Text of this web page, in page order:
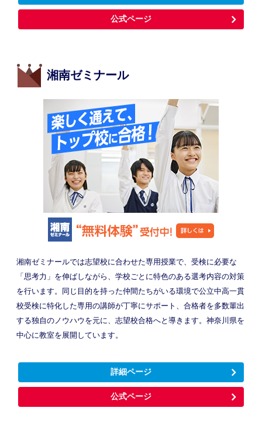
公式ページ
湘南ゼミナール
湘南ゼミナールでは志望校に合わせた専用授業で、受検に必要な
「思考力」を伸ばしながら、学校ごとに特色のある選考内容の対策
を行います。同じ目的を持った仲間たちがいる環境で公立中高一貫
校受検に特化した専用の講師が丁寧にサポート、合格者を多数輩出
する独自のノウハウを元に、志望校合格へと導きます。神奈川県を
中心に教室を展開しています。
詳細ページ
公式ページ